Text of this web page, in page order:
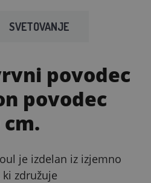
SVETOVANJE
povodec
povodec
je izdelan iz izjemno
združuje